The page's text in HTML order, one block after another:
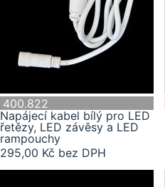
400.822
Napájecí kabel bílý pro LED
řetězy, LED závěsy a LED
rampouchy
295,00 Kč bez DPH